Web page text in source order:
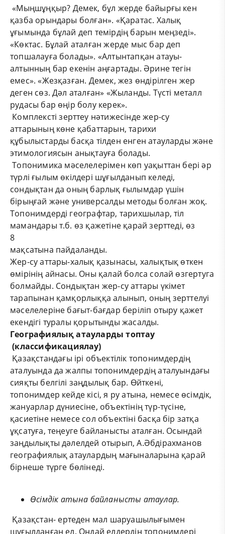
«Мыңшұңқыр? Демек, бұл жерде байырғы кен
қазба орындары болған». «Қаратас. Халық
ұғымында бұлай деп темірдің барын меңзеді».
«Көктас. Бұлай аталған жерде мыс бар деп
топшалауға болады». «Алтынтапқан атауы-
алтынның бар екенін аңғартады. Әрине тегін
емес». «Жезқазған. Демек, жез өндірілген жер
деген сөз. Дәл аталған» «Жыланды. Түсті металл
рудасы бар өңір болу керек».
Комплексті зерттеу нәтижесінде жер-су
аттарының көне қабаттарын, тарихи
құбылыстарды басқа тілден енген атауларды және
этимологиясын анықтауға болады.
Топонимика мәселелерімен көп уақыттан бері әр
түрлі ғылым өкілдері шұғылданып келеді,
сондықтан да оның барлық ғылымдар үшін
бірыңғай және универсалды методы болған жоқ.
Топонимдерді географтар, тарихшылар, тіл
мамандары т.б. өз қажетіне қарай зерттеді, өз
8
мақсатына пайдаланды.
Жер-су аттары-халық қазынасы, халықтық өткен
өмірінің айнасы. Оны қалай болса солай өзгертуга
болмайды. Сондықтан жер-су аттары үкімет
тарапынан қамқорлыққа алынып, оның зерттелуі
мәселелеріне бағыт-бағдар беріліп отыру қажет
екендігі туралы қорытынды жасалды.
Географиялық атауларды топтау
(классификациялау)
Қазақстандағы ірі объектілік топонимдердің
аталуында да жалпы топонимдердің аталуындағы
сияқты белгілі заңдылық бар. Өйткені,
топонимдер кейде кісі, я ру атына, немесе өсімдік,
жануарлар дүниесіне, объектінің түр-түсіне,
қасиетіне немесе сол объектіні басқа бір затқа
ұқсатуға, теңеуге байланысты аталған. Осындай
заңдылықты дәлелдей отырып, А.Әбдірахманов
географиялық атаулардың мағыналарына қарай
бірнеше түрге бөлінеді.
Өсімдік атына байланысты атаулар.
Қазақстан- ертеден мал шаруашылығымен
шұғылданған ел. Ондай елдердің топонимдері